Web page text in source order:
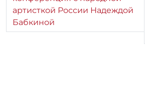
Бабкиной